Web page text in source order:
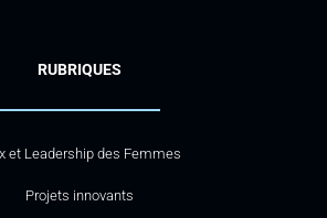
RUBRIQUES
et Leadership des Femmes
Projets innovants